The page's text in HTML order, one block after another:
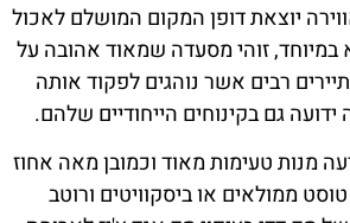
יוצאת דופן המקום המושלם לאכול
במיוחד, זוהי מסעדה שמאוד אהובה על
רבים אשר נוהגים לפקוד אותה
גם בקינוחים הייחודיים שלהם.
מנות טעימות מאוד וכמובן מאה אחוז
ממולאים או ביסקוויטים ורוטב